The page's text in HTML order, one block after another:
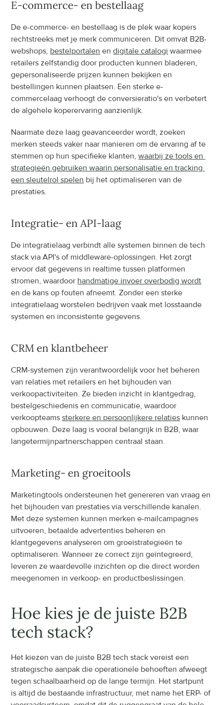
E-commerce- en bestellaag
De e-commerce- en bestellaag is de plek waar kopers
rechtstreeks met je merk communiceren. Dit omvat B2B-
webshops, bestelportalen en digitale catalogi waarmee
retailers zelfstandig door producten kunnen bladeren,
gepersonaliseerde prijzen kunnen bekijken en
bestellingen kunnen plaatsen. Een sterke e-
commercelaag verhoogt de conversieratio's en verbetert
de algehele koperervaring aanzienlijk.
Naarmate deze laag geavanceerder wordt, zoeken
merken steeds vaker naar manieren om de ervaring af te
stemmen op hun specifieke klanten, waarbij ze tools en
strategieën gebruiken waarin personalisatie en tracking
een sleutelrol spelen bij het optimaliseren van de
prestaties.
Integratie- en API-laag
De integratielaag verbindt alle systemen binnen de tech
stack via API's of middleware-oplossingen. Het zorgt
ervoor dat gegevens in realtime tussen platformen
stromen, waardoor handmatige invoer overbodig wordt
en de kans op fouten afneemt. Zonder een sterke
integratielaag worstelen bedrijven vaak met losstaande
systemen en inconsistente gegevens.
CRM en klantbeheer
CRM-systemen zijn verantwoordelijk voor het beheren
van relaties met retailers en het bijhouden van
verkoopactiviteiten. Ze bieden inzicht in klantgedrag,
bestelgeschiedenis en communicatie, waardoor
verkoopteams sterkere en persoonlijkere relaties kunnen
opbouwen. Deze laag is vooral belangrijk in B2B, waar
langetermijnpartnerschappen centraal staan.
Marketing- en groeitools
Marketingtools ondersteunen het genereren van vraag en
het bijhouden van prestaties via verschillende kanalen.
Met deze systemen kunnen merken e-mailcampagnes
uitvoeren, betaalde advertenties beheren en
klantgegevens analyseren om groeistrategieën te
optimaliseren. Wanneer ze correct zijn geïntegreerd,
leveren ze waardevolle inzichten op die direct worden
meegenomen in verkoop- en productbeslissingen.
Hoe kies je de juiste B2B
tech stack?
Het kiezen van de juiste B2B tech stack vereist een
strategische aanpak die operationele behoeften afweegt
tegen schaalbaarheid op de lange termijn. Het startpunt
is altijd de bestaande infrastructuur, met name het ERP- of